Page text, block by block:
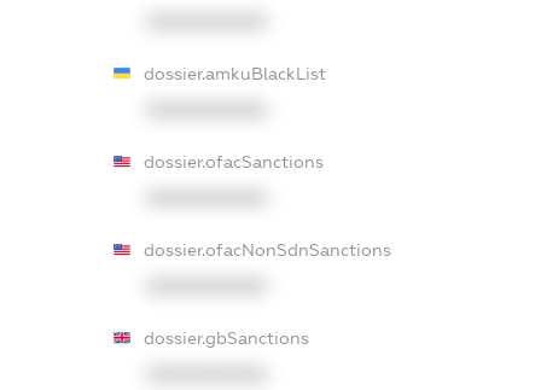
dossier.amkuBlackList
dossier.ofacSanctions
dossier.ofacNonSdnSanctions
dossier.gbSanctions